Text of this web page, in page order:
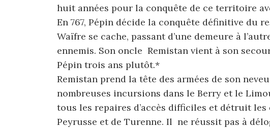
huit années pour la conquête de ce territoire
En 767, Pépin décide la conquête définitive du
Waïfre se cache, passant d’une demeure à
ennemis. Son oncle Remistan vient à son
Pépin trois ans plutôt.*
Remistan prend la tête des armées de son
nombreuses incursions dans le Berry et le
tous les repaires d’accès difficiles et détruit les
Peyrusse et de Turenne. Il ne réussit pas à